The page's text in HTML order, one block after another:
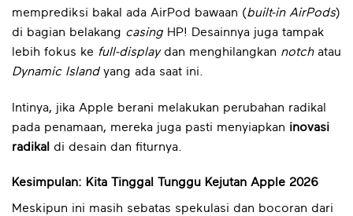
memprediksi bakal ada AirPod bawaan (built-in AirPods)
di bagian belakang casing HP! Desainnya juga tampak
lebih fokus ke full-displaydan menghilangkan notchatau
Dynamic Islandyang ada saat ini.
Intinya, jika Apple berani melakukan perubahan radikal
pada penamaan, mereka juga pasti menyiapkan inovasi
radikal di desain dan fiturnya.
Kesimpulan: Kita Tinggal Tunggu Kejutan Apple 2026
Meskipun ini masih sebatas spekulasi dan bocoran dari